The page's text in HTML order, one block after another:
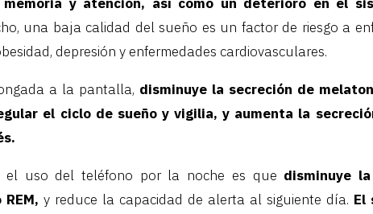
una baja calidad del sueño es un factor de riesgo a
depresión y enfermedades cardiovasculares.
a la pantalla, disminuye la secreción de
el ciclo de sueño y vigilia, y aumenta la
el uso del teléfono por la noche es que disminuye
y reduce la capacidad de alerta al siguiente día. El